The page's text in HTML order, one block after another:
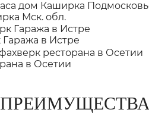
Мск. обл.
в Истре
в Осетии